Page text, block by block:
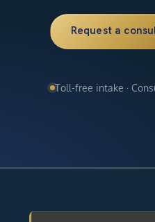
Request a
Toll-free intake ·